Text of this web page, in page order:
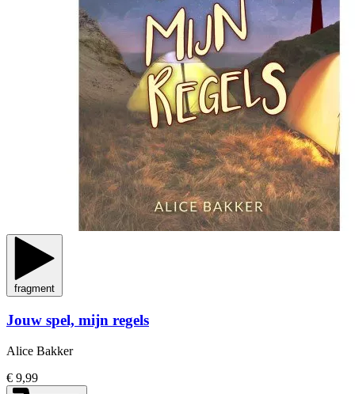
fragment
Jouw spel, mijn regels
Alice Bakker
€ 9,99